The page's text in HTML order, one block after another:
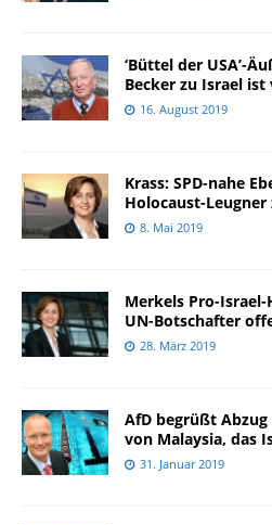
‘Büttel der USA’-
Becker zu Israel
16. August 2019
Krass: SPD-nahe
Holocaust-
8. Mai 2019
Merkels Pro-
UN-Botschafter
28. März 2019
AfD begrüßt
von Malaysia, das
31. Januar 2019